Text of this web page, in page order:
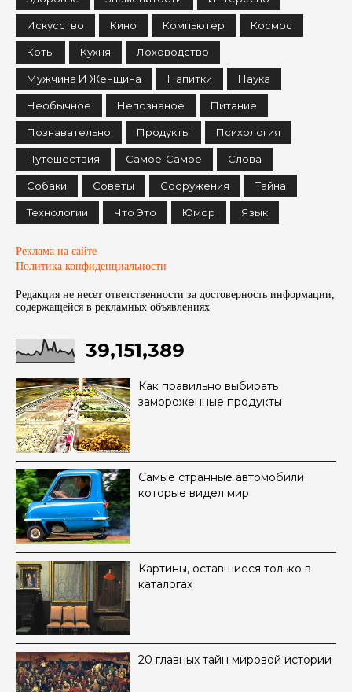
Искусство Кино Компьютер Космос
Коты Кухня Лоховодство
Мужчина И Женщина Напитки Наука
Необычное Непознаное Питание
Познавательно Продукты Психология
Путешествия Самое-Самое Слова
Собаки Советы Сооружения Тайна
Технологии Что Это Юмор Язык
Реклама на сайте
Политика конфиденциальности
Редакция не несет ответственности за достоверность информации,
содержащейся в рекламных объявленияx
39,151,389
Как правильно выбирать
замороженные продукты
Самые странные автомобили
которые видел мир
Картины, оставшиеся только в
каталогах
20 главных тайн мировой истории